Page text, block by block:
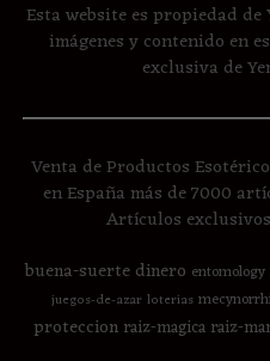
Esta website es propiedad
imágenes y contenido en
exclusiva de
Venta de Productos
en España más de 7000
Artículos
buena-suertedinero entomology
juegos-de-azar loterias
proteccion raiz-magica raiz-